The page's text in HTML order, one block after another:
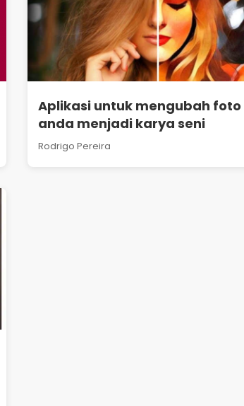
Aplikasi untuk mengubah foto
anda menjadi karya seni
Rodrigo Pereira